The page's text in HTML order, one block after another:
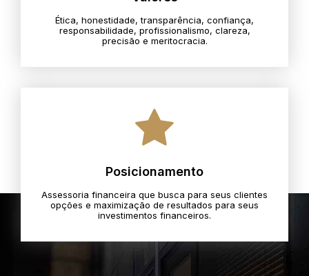
Ética, honestidade, transparência, confiança,
responsabilidade, profissionalismo, clareza,
precisão e meritocracia.​
Posicionamento
Assessoria financeira que busca para seus clientes
opções e maximização de resultados para seus
investimentos financeiros.